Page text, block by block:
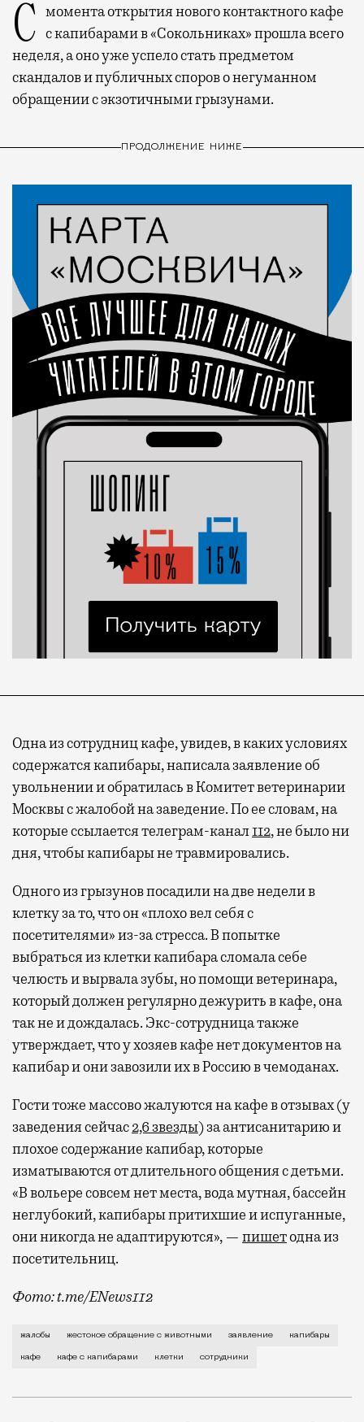
Современный путешественник часто берет
с собой не только чемодан, но и ноутбук.
А ожидание рейса все чаще превращается
не в потерянное время, а в возможность
спокойно закончить дела или спланировать
активности в путешествии, например
забронировать нужные билеты и рестораны.
Бизнес-зал становится местом, где можно
провести переговоры, поработать или просто
выпить кофе, наблюдая сквозь панорамные
окна за тем, как взлетают и садятся
самолеты. В Москве нет недостатка
в лаунжах. В аэропортах их обычно
несколько — в разных зонах воздушных
гаваней. На некоторых вокзалах — тоже.
Лаунжи доступны на Ленинградском,
Павелецком, Казанском, Ярославском
Попасть в бизнес-залы
могут держатели карт Mir Supreme. Причем
не только в столице. Всего доступно более
С момента открытия нового контактного кафе с капибарами в «Сокольниках» прошла всего
неделя, а оно уже успело стать предметом
скандалов и публичных споров о негуманном
обращении с экзотичными грызунами.
ПРОДОЛЖЕНИЕ НИЖЕ
Одна из сотрудниц кафе, увидев, в каких условиях
содержатся капибары, написала заявление об
увольнении и обратилась в Комитет ветеринарии
Москвы с жалобой на заведение. По ее словам, на
которые ссылается телеграм-канал112, не было ни
дня, чтобы капибары не травмировались.
Одного из грызунов посадили на две недели в
клетку за то, что он «плохо вел себя с
посетителями» из-за стресса. В попытке
выбраться из клетки капибара сломала себе
челюсть и вырвала зубы, но помощи ветеринара,
который должен регулярно дежурить в кафе, она
так не и дождалась. Экс-сотрудница также
утверждает, что у хозяев кафе нет документов на
капибар и они завозили их в Россию в чемоданах.
Гости тоже массово жалуются на кафе в отзывах (у
заведения сейчас2,6 звезды) за антисанитарию и
плохое содержание капибар, которые
изматываются от длительного общения с детьми.
«В вольере совсем нет места, вода мутная, бассейн
неглубокий, капибары притихшие и испуганные,
они никогда не адаптируются», — пишетодна из
посетительниц.
Фото: t.me/ENews112
С момента открытия нового контактного кафе с
жалобы жестокое обращение с животными заявление капибары
кафе кафе с капибарами клетки сотрудники